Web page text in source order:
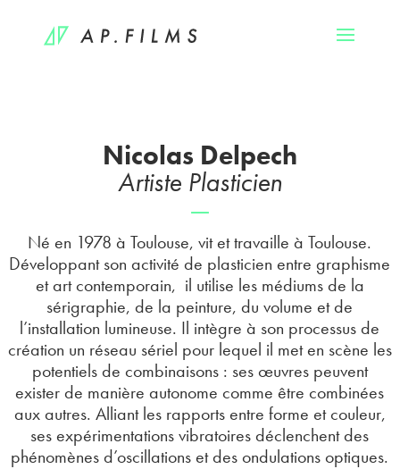
Nicolas Delpech
Artiste Plasticien
—
Né en 1978 à Toulouse, vit et travaille à Toulouse.
Développant son activité de plasticien entre graphisme
et art contemporain, il utilise les médiums de la
sérigraphie, de la peinture, du volume et de
l’installation lumineuse. Il intègre à son processus de
création un réseau sériel pour lequel il met en scène les
potentiels de combinaisons : ses œuvres peuvent
exister de manière autonome comme être combinées
aux autres. Alliant les rapports entre forme et couleur,
ses expérimentations vibratoires déclenchent des
phénomènes d’oscillations et des ondulations optiques.